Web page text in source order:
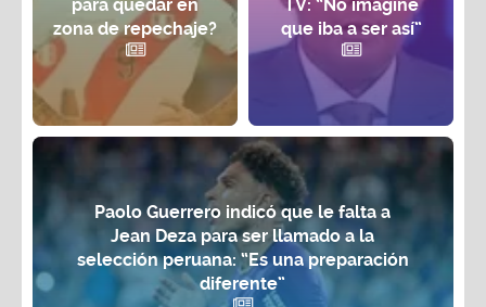
para quedar en
zona de repechaje?
TV: “No imaginé
que iba a ser así”
Paolo Guerrero indicó que le falta a
Jean Deza para ser llamado a la
selección peruana: “Es una preparación
diferente”